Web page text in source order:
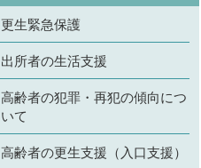
更生緊急保護
出所者の生活支援
高齢者の犯罪・再犯の傾向につ
いて
高齢者の更生支援（入口支援）